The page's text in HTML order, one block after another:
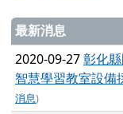
文章列表
最新消息
2020-09-27彰化
智慧學習教室設備
消息)